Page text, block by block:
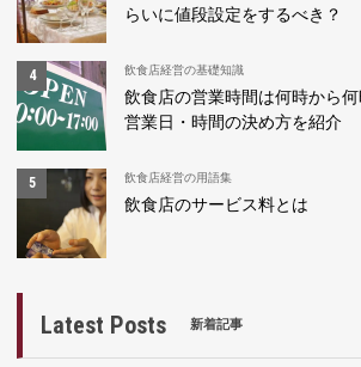
らいに値段設定をするべき？
飲食店経営の基礎知識
飲食店の営業時間は何時から
営業日・時間の決め方を紹介
飲食店経営の用語集
飲食店のサービス料とは
Latest Posts 新着記事